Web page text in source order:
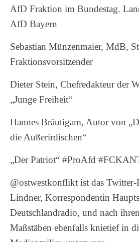
AfD Fraktion im Bundestag.
AfD Bayern
Sebastian Münzenmaier, MdB,
Fraktionsvorsitzender
Dieter Stein, Chefredakteur der
„Junge Freiheit“
Hannes Bräutigam, Autor von
die Außerirdischen“
„Der Patriot“ #ProAfd
@ostwestkonflikt ist das
Lindner, Korrespondentin
Deutschlandradio, und nach
Maßstäben ebenfalls knietief in